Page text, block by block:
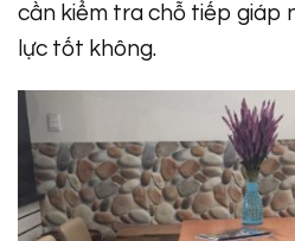
cần kiểm tra chỗ tiếp giáp
lực tốt không.